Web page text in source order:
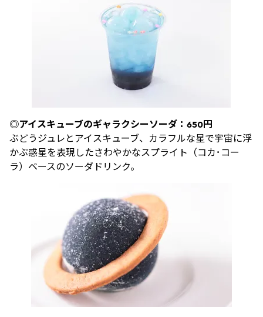
◎アイスキューブのギャラクシーソーダ：650円
ぶどうジュレとアイスキューブ、カラフルな星で宇宙に浮
かぶ惑星を表現したさわやかなスプライト（コカ･コー
ラ）ベースのソーダドリンク。